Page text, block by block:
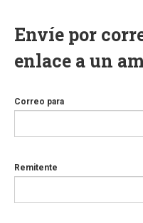
Envíe por
enlace a un
Correo para
Remitente